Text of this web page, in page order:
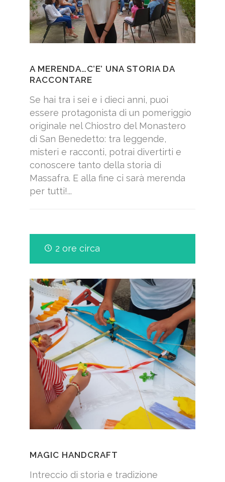
A MERENDA…C’E’ UNA STORIA DA
RACCONTARE
Se hai tra i sei e i dieci anni, puoi
essere protagonista di un pomeriggio
originale nel Chiostro del Monastero
di San Benedetto: tra leggende,
misteri e racconti, potrai divertirti e
conoscere tanto della storia di
Massafra. E alla fine ci sarà merenda
per tutti!...
2 ore circa
MAGIC HANDCRAFT
Intreccio di storia e tradizione